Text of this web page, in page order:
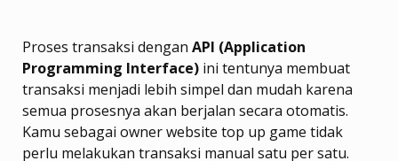
Proses transaksi dengan API (Application
Programming Interface) ini tentunya membuat
transaksi menjadi lebih simpel dan mudah karena
semua prosesnya akan berjalan secara otomatis.
Kamu sebagai owner website top up game tidak
perlu melakukan transaksi manual satu per satu.